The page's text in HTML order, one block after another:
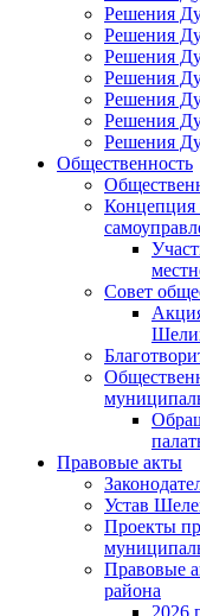
Решения
Решения
Решения
Решения
Решения
Решения
Решения
Общественность
Концепция
Совет
Правовые акты
Устав
Проекты
Правовые
района
2026